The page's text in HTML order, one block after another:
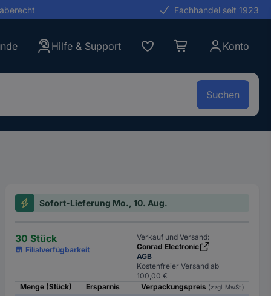
Fachhandel seit 1923
Hilfe & Support Konto
Suchen
Sofort-Lieferung Mo., 10. Aug.
30 Stück
Filialverfügbarkeit
Verkauf und Versand:
Conrad Electronic
AGB
Kostenfreier Versand ab
100,00 €
Menge (Stück)
Ersparnis Verpackungspreis (zzgl. MwSt.)